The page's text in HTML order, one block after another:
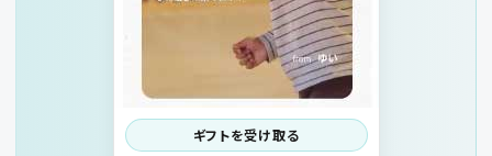
ギフトを受け取る